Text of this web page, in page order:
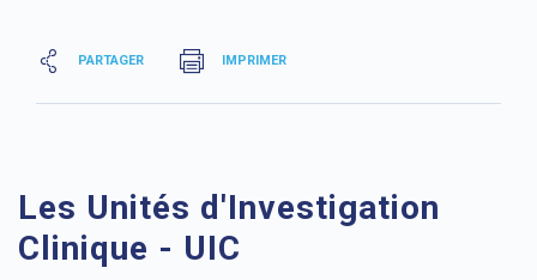
PARTAGER IMPRIMER
Les Unités d'Investigation
Clinique - UIC